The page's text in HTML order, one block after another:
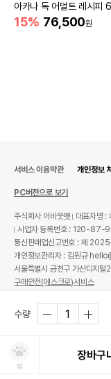
아카나 독 어덜트 레시피
15% 76,500원
수량
찜
장바구
서비스 이용약관 개인정보
PC버전으로 보기
주식회사 어바웃펫
대표자명 :
사업자 등록번호 : 120-
통신판매업신고번호 : 제
개인정보관리자 : 김원규
서울특별시 금천구 가산디지
구매안전(에스크로)서비스